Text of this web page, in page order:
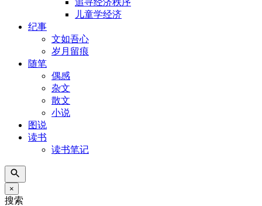
追寻经济秩序
儿童学经济
纪事
文如吾心
岁月留痕
随笔
偶感
杂文
散文
小说
图说
读书
读书笔记
×
搜索